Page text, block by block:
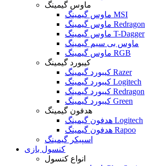
ماوس گیمینگ
ماوس گیمینگ MSI
ماوس گیمینگ Redragon
ماوس گیمینگ T-Dagger
ماوس بی سیم گیمینگ
ماوس گیمینگ RGB
کیبورد گیمینگ
کیبورد گیمینگ Razer
کیبورد گیمینگ Logitech
کیبورد گیمینگ Redragon
کیبورد گیمینگ Green
هدفون گیمینگ
هدفون گیمینگ Logitech
هدفون گیمینگ Rapoo
اسپیکر گیمینگ
کنسول بازی
انواع کنسول